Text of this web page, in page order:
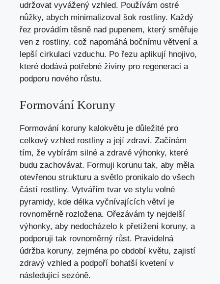
udržovat vyvážený vzhled. Používám ostré
nůžky, abych minimalizoval šok rostliny. Každý
řez provádím těsně nad pupenem, který směřuje
ven z rostliny, což napomáhá bočnímu větvení a
lepší cirkulaci vzduchu. Po řezu aplikují hnojivo,
které dodává potřebné živiny pro regeneraci a
podporu nového růstu.
Formování Koruny
Formování koruny kalokvětu je důležité pro
celkový vzhled rostliny a její zdraví. Začínám
tím, že vybírám silné a zdravé výhonky, které
budu zachovávat. Formuji korunu tak, aby měla
otevřenou strukturu a světlo pronikalo do všech
částí rostliny. Vytvářím tvar ve stylu volné
pyramidy, kde délka vyčnívajících větví je
rovnoměrně rozložena. Ořezávám ty nejdelší
výhonky, aby nedocházelo k přetížení koruny, a
podporuji tak rovnoměrný růst. Pravidelná
údržba koruny, zejména po období květu, zajistí
zdravý vzhled a podpoří bohatší kvetení v
následující sezóně.